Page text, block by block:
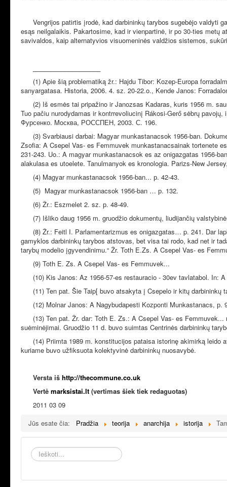
Vengrijos patirtis įrodė, kad darbininkų tarybos sugebėjo valdyti
esąs neilgalaikis. Pakartosime, kad ir vienpartinė, ir po 30-ties metų
savivaldos, kaip alternatyvios visuomeninės valdžios sistemos,
(1) Apie šią problematiką žr.: Hajdu Tibor: Kozep-Europa
sanyargatasa. Historia, 2006. 4. sz. 20-22.o., Kende Janos:
(2) Iš esmės tai pripažino ir Janozsas Kadaras, kuris 1956 m.
Tuo pačiu nurodydamas ir kontrrevoliucinį Rákosi-Gerő sėbrų
Фурсенко. Moсква, РОССПЕН, 2003. С. 196.
(3) Svarbiausi darbai: Magyar munkastanacsok 1956-ban.
Zsofia: A Csepel Vas- es Femmuvek munkastanacsainak tortenete
231-243. Uo.: A magyar munkastanacsok es az onigazgatas 1956-
alakulasa es utoelete. Tanulmanyok es kronologia. Parizs-New
(4) Magyar munkastanacsok 1956-ban... р. 42-43.
(5) Magyar munkastanacsok 1956-ban … р. 132.
(6) Žr.: Eszmelet 2. sz. р. 48-49.
(7) Išliko daug 1956 m. gruodžio dokumentų, liudijančių
(8) Žr.: Feitl I. Parlamentarizmus es onigazgatas… p. 241. Dar
gamyklos darbininkų tarybos atstovas, bet visa tai rodo, kad net ir
tarybų modelio įgyvendinimu.“ Žr. Toth E.Zs. A Csepel Vas- es
(9) Toth E. Zs. A Csepel Vas- es Femmuvek...
(10) Kis Janos: Az 1956-57-es restauracio - 30ev tavlatabol. In:
(11) Ten pat. Šie Taip[ buvo atsakyta į Csepelo ir kitų
(12) Molnar Janos: A Nagybudapesti Kozponti Munkastanacs, р.
(13) Ten pat. Žr. dar: Toth E. Zs.: A Csepel Vas- es
suėminėjimai. Gruodžio 11 d. buvo suimtas Centrinės darbininkų
(14) Priimta 1989 m. konstitucijos pataisa istorinę akimirką leido
kuriame buvo užfiksuota kolektyvinė darbininkų nuosavybė.
Versta iš http://thecommune.co.uk
Vertė marksistai.lt (vertimas šiek tiek redaguotas)
2011 03 09
Jūs esate čia:
Pradžia teorija anarchija istorija
Ieškoti...